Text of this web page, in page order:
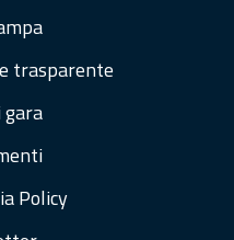
trasparente
gara
Policy